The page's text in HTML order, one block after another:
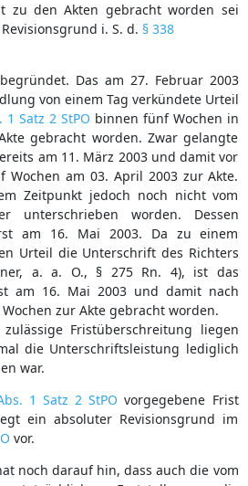
zu den Akten gebracht worden sei
i. S. d. § 338
Das am 27. Februar 2003
von einem Tag verkündete Urteil
1 Satz 2 StPO binnen fünf Wochen in
gebracht worden. Zwar gelangte
am 11. März 2003 und damit vor
Wochen am 03. April 2003 zur Akte.
Zeitpunkt jedoch noch nicht vom
unterschrieben worden. Dessen
am 16. Mai 2003. Da zu einem
Urteil die Unterschrift des Richters
a. a. O., § 275 Rn. 4), ist das
am 16. Mai 2003 und damit nach
zur Akte gebracht worden.
Fristüberschreitung liegen
die Unterschriftsleistung lediglich
war.
1 Satz 2 StPO vorgegebene Frist
ein absoluter Revisionsgrund im
vor.
noch darauf hin, dass auch die vom